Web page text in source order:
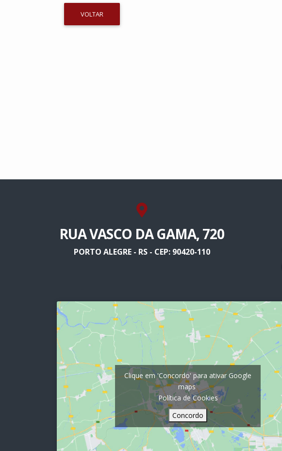
VOLTAR
RUA VASCO DA GAMA, 720
PORTO ALEGRE - RS - CEP: 90420-110
Clique em 'Concordo' para ativar Google
maps
Política de Cookies
Concordo